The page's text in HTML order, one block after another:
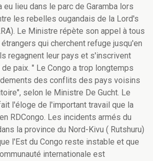
eu lieu dans le parc de Garamba lors
les rebelles ougandais de la Lord's
Le Ministre répète son appel à tous
qui cherchent refuge jusqu'en
regagnent leur pays et s'inscrivent
paix. " Le Congo a trop longtemps
des conflits des pays voisins
selon le Ministre De Gucht. Le
l'éloge de l'important travail que la
RDCongo. Les incidents armés du
la province du Nord-Kivu ( Rutshuru)
l'Est du Congo reste instable et que
internationale est